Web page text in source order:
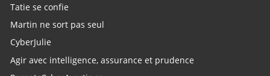
Tatie se confie
Martin ne sort pas seul
CyberJulie
Agir avec intelligence, assurance et prudence